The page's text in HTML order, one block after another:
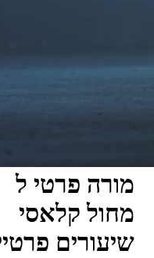
מורה פרטי ל
מחול קלאסי
שיעורים